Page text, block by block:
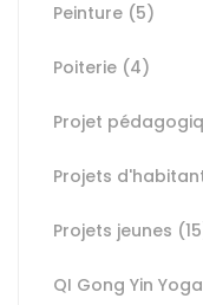
Peinture (5)
Poiterie (4)
Projet
Projets
Projets jeunes
QI Gong Yin Yoga